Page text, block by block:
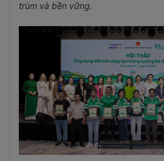
trùm và bền vững.